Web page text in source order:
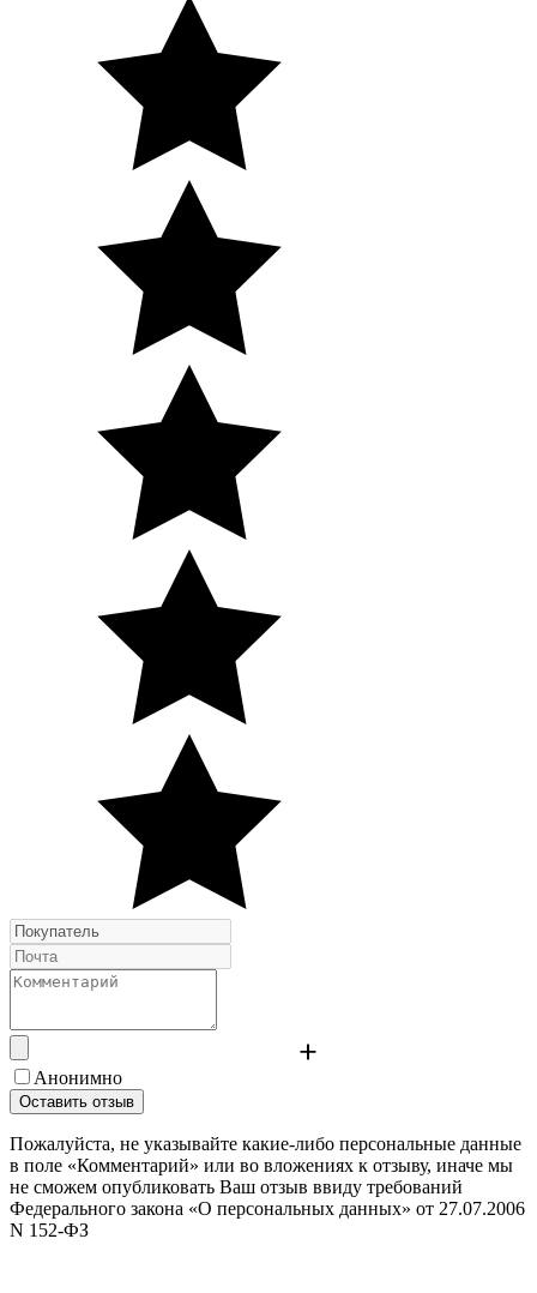
Анонимно
Оставить отзыв
Пожалуйста, не указывайте какие-либо персональные данные
в поле «Комментарий» или во вложениях к отзыву, иначе мы
не сможем опубликовать Ваш отзыв ввиду требований
Федерального закона «О персональных данных» от 27.07.2006
N 152-ФЗ